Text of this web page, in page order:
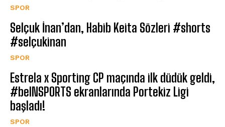
SPOR
Selçuk İnan’dan, Habib Keita Sözleri #shorts
#selçukinan
SPOR
Estrela x Sporting CP maçında ilk düdük geldi,
#beINSPORTS ekranlarında Portekiz Ligi
başladı!
SPOR